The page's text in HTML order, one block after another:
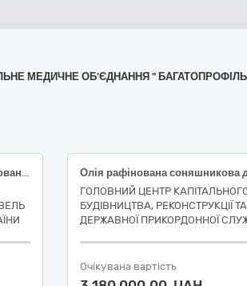
МЕДИЧНЕ ОБ'ЄДНАННЯ "
Олія рафінована соняшникова дезодорована виморожена марки «П»
ГОЛОВНИЙ ЦЕНТР
БУДІВНИЦТВА, РЕКОНСТРУКЦІЇ
ДЕРЖАВНОЇ ПРИКОРДОННОЇ
Очікувана вартість